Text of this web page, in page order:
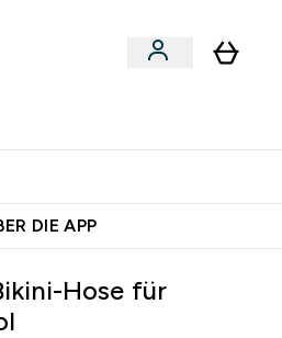
DIE APP
Hose für